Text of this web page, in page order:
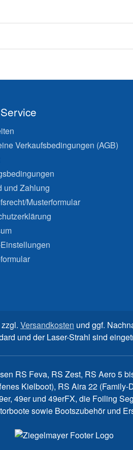
Verkaufsbedingungen (AGB)
und Zahlung
Musterformular
Versandkosten und ggf.
und der Laser-Strahl sind
RS Feva, RS Zest, RS Aero 5
Kielboot), RS Aira 22
49er und 49erFX, die Foiling
sowie Bootszubehör und